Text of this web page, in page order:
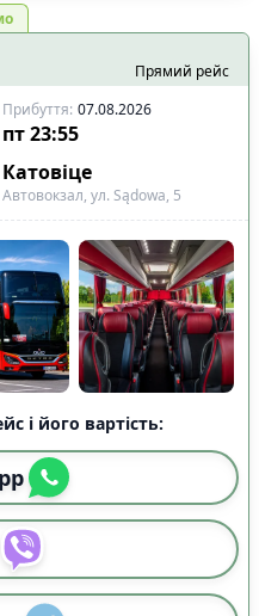
Прямий рейс
Прибуття: 07.08.2026
пт 23:55
Катовіце
Автовокзал, ул. Sądowa, 5
і його вартість: